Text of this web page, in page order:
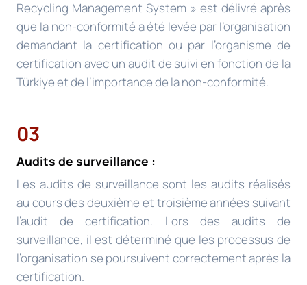
Recycling Management System » est délivré après
que la non-conformité a été levée par l’organisation
demandant la certification ou par l’organisme de
certification avec un audit de suivi en fonction de la
Türkiye et de l’importance de la non-conformité.
03
Audits de surveillance :
Les audits de surveillance sont les audits réalisés
au cours des deuxième et troisième années suivant
l’audit de certification. Lors des audits de
surveillance, il est déterminé que les processus de
l’organisation se poursuivent correctement après la
certification.